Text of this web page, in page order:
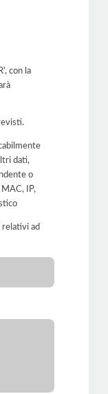
con la
dati,
o
IP,
relativi ad